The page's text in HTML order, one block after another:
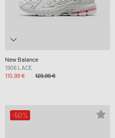
New Balance
1906 LACE
110,99 €
129,99 €
-50%